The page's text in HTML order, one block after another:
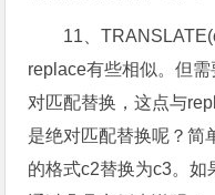
11、
replace有些相似。但
对匹配替换，这点与
是绝对匹配替换呢？简
的格式c2替换为c3。如